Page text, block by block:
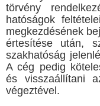
törvény
hatóságok
megkezdésének
értesítése után,
szakhatóság
A cég pedig
és visszaállítani
végeztével.